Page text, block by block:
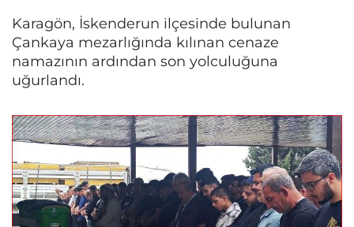
Karagön, İskenderun ilçesinde bulunan
Çankaya mezarlığında kılınan cenaze
namazının ardından son yolculuğuna
uğurlandı.